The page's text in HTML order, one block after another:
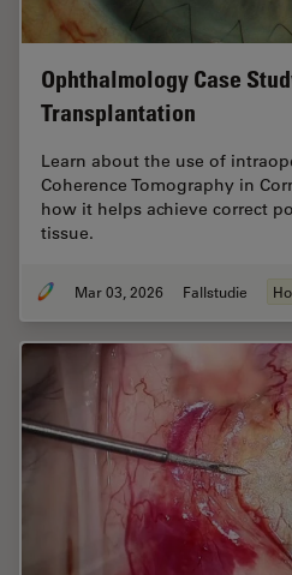
Ophthalmology Case
Transplantation
Learn about the use of
Coherence Tomography in
how it helps achieve correct
tissue.
Mar 03, 2026 Fallstudie